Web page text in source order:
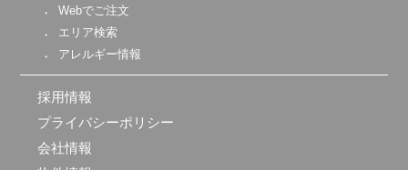
Webでご注文
エリア検索
アレルギー情報
採用情報
プライバシーポリシー
会社情報